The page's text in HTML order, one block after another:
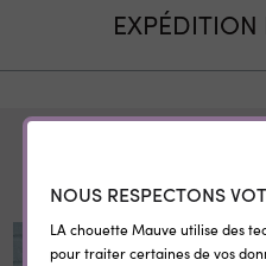
EXPÉDITION
Pour
NOUS RESPECTONS
LA chouette Mauve utilise des
pour traiter certaines de vos